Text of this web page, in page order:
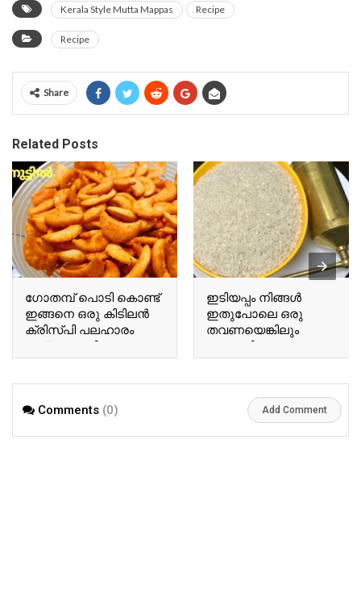
Kerala Style Mutta Mappas Recipe
Recipe
Share
Related Posts
ഗോതമ്പ് പൊടി കൊണ്ട്
ഇങ്ങനെ ഒരു കിടിലൻ
ക്രിസ്പി പലഹാരം
തയ്യാറാക്കിയാലോ..?
ഇടിയപ്പം നിങ്ങൾ
ഇതുപോലെ ഒരു
തവണയെങ്കിലും
ഉണ്ടാക്കി നോക്കൂ…
പിന്നെ ഇങ്ങനെ
Comments (0) Add Comment